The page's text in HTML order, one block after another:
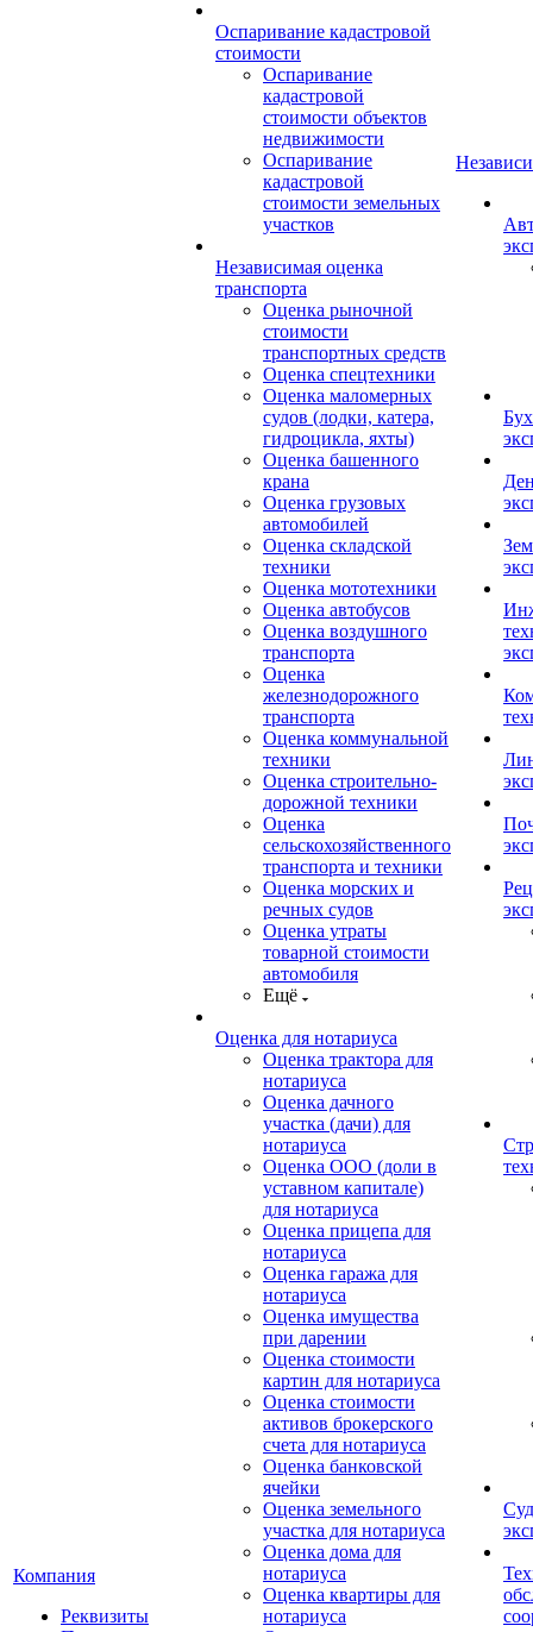
Компания
Реквизиты
Оспаривание кадастровой
стоимости
Оспаривание
кадастровой
стоимости объектов
недвижимости
Оспаривание
кадастровой
стоимости земельных
участков
Независимая оценка
транспорта
Оценка рыночной
стоимости
транспортных средств
Оценка спецтехники
Оценка маломерных
судов (лодки, катера,
гидроцикла, яхты)
Оценка башенного
крана
Оценка грузовых
автомобилей
Оценка складской
техники
Оценка мототехники
Оценка автобусов
Оценка воздушного
транспорта
Оценка
железнодорожного
транспорта
Оценка коммунальной
техники
Оценка строительно-
дорожной техники
Оценка
сельскохозяйственного
транспорта и техники
Оценка морских и
речных судов
Оценка утраты
товарной стоимости
автомобиля
Ещё
Оценка для нотариуса
Оценка трактора для
нотариуса
Оценка дачного
участка (дачи) для
нотариуса
Оценка ООО (доли в
уставном капитале)
для нотариуса
Оценка прицепа для
нотариуса
Оценка гаража для
нотариуса
Оценка имущества
при дарении
Оценка стоимости
картин для нотариуса
Оценка стоимости
активов брокерского
счета для нотариуса
Оценка банковской
ячейки
Оценка земельного
участка для нотариуса
Оценка дома для
нотариуса
Оценка квартиры для
нотариуса